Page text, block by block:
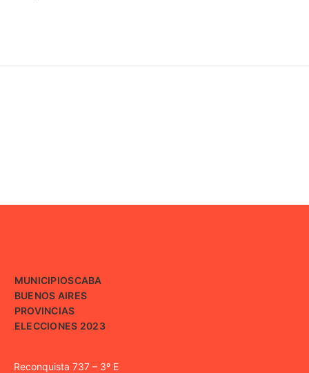
MUNICIPIOSCABA
BUENOS AIRES
PROVINCIAS
ELECCIONES 2023
Reconquista 737 – 3º E